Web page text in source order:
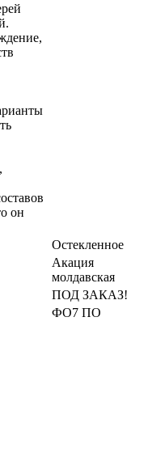
он
Остекленное
Акация
молдавская
ПОД ЗАКАЗ!
ФО7 ПО